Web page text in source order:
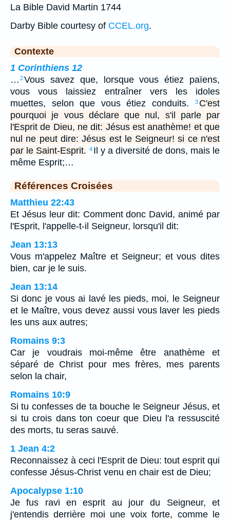
La Bible David Martin 1744
Darby Bible courtesy of CCEL.org.
Contexte
1 Corinthiens 12
… 2Vous savez que, lorsque vous étiez païens,
vous vous laissiez entraîner vers les idoles
muettes, selon que vous étiez conduits.
3 C'est
pourquoi je vous déclare que nul, s'il parle par
l'Esprit de Dieu, ne dit: Jésus est anathème! et que
nul ne peut dire: Jésus est le Seigneur! si ce n'est
par le Saint-Esprit. 4 Il y a diversité de dons, mais le
même Esprit;…
Références Croisées
Matthieu 22:43
Et Jésus leur dit: Comment donc David, animé par
l'Esprit, l'appelle-t-il Seigneur, lorsqu'il dit:
Jean 13:13
Vous m'appelez Maître et Seigneur; et vous dites
bien, car je le suis.
Jean 13:14
Si donc je vous ai lavé les pieds, moi, le Seigneur
et le Maître, vous devez aussi vous laver les pieds
les uns aux autres;
Romains 9:3
Car je voudrais moi-même être anathème et
séparé de Christ pour mes frères, mes parents
selon la chair,
Romains 10:9
Si tu confesses de ta bouche le Seigneur Jésus, et
si tu crois dans ton coeur que Dieu l'a ressuscité
des morts, tu seras sauvé.
1 Jean 4:2
Reconnaissez à ceci l'Esprit de Dieu: tout esprit qui
confesse Jésus-Christ venu en chair est de Dieu;
Apocalypse 1:10
Je fus ravi en esprit au jour du Seigneur, et
j'entendis derrière moi une voix forte, comme le